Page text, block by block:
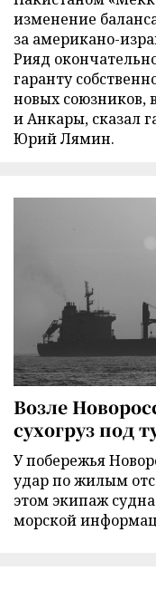
изменение
за американо-
Рияд
гаранту
новых союзников,
и Анкары, сказал
Юрий Лямин.
Возле
сухогруз под
У побережья
удар по жилым
этом экипаж
морской